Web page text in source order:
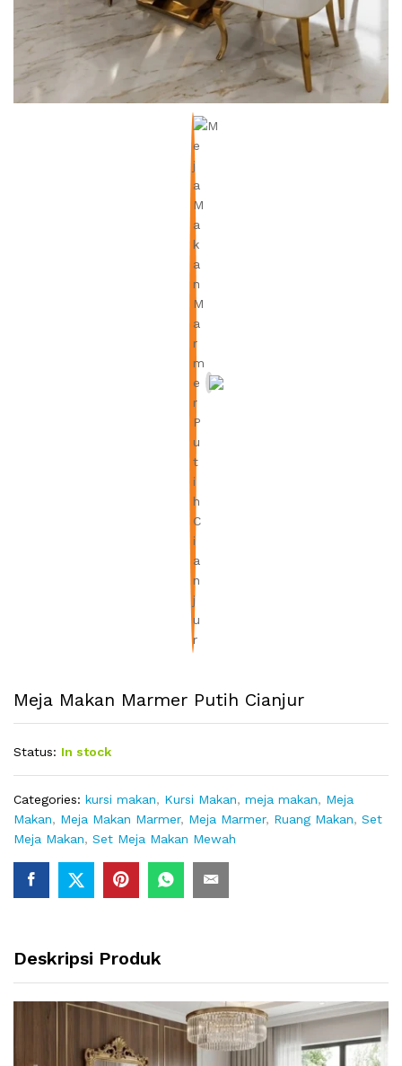
Meja Makan Marmer Putih Cianjur
Status: In stock
Categories: kursi makan, Kursi Makan, meja makan, Meja
Makan, Meja Makan Marmer, Meja Marmer, Ruang Makan, Set
Meja Makan, Set Meja Makan Mewah
Deskripsi Produk